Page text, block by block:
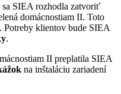
SIEA rozhodla zatvoriť
domácnostiam II. Toto
Potreby klientov bude SIEA
.
II preplatila SIEA
na inštaláciu zariadení